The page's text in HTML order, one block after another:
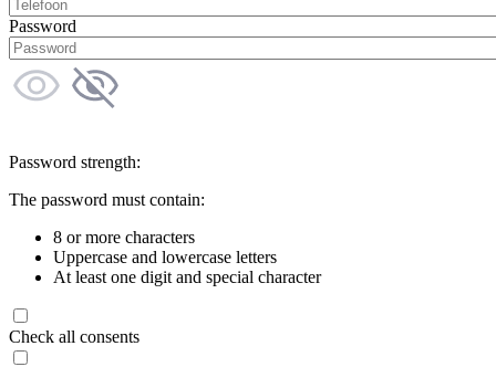
Password
Password strength:
The password must contain:
8 or more characters
Uppercase and lowercase letters
At least one digit and special character
Check all consents